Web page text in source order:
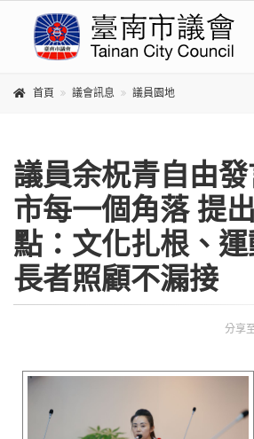
首頁 議會訊息 議員園地
議員余柷青自由
市每一個角落 提
點：文化扎根、運
長者照顧不漏接
分享